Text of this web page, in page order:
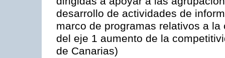
desarrollo de actividades de
marco de programas relativos a
del eje 1 aumento de la
de Canarias)